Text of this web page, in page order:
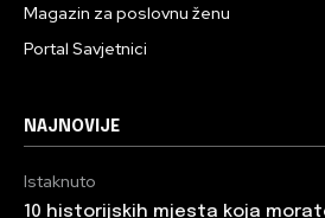
Magazin za poslovnu ženu
Portal Savjetnici
NAJNOVIJE
Istaknuto
10 historijskih mjesta koja